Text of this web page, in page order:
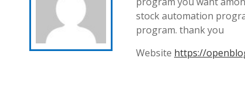
stock automation
program. thank you
Website https://